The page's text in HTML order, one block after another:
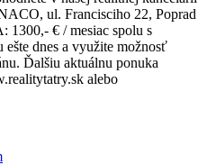
ul. Francisciho 22, Poprad
1300,- € / mesiac spolu s
dnes a využite možnosť
Ďalšiu aktuálnu ponuka
alebo